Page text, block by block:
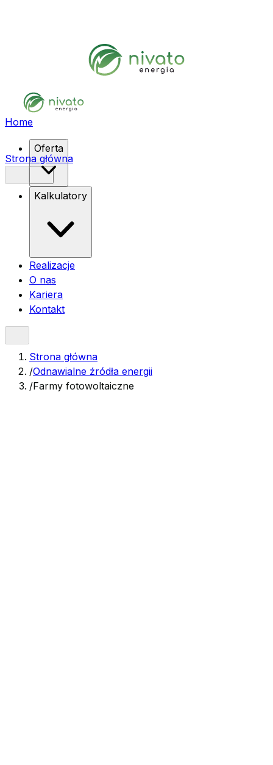
Home
Oferta
Kalkulatory
Realizacje
O nas
Kariera
Kontakt
Strona główna
Strona główna
/Odnawialne źródła energii
/Farmy fotowoltaiczne